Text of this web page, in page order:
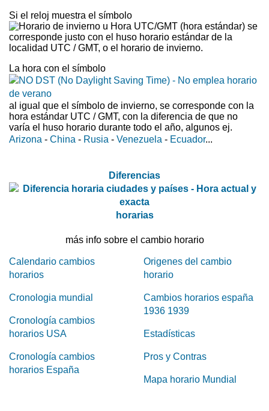
Si el reloj muestra el símbolo
se
corresponde justo con el huso horario estándar de la
localidad UTC / GMT, o el horario de invierno.
La hora con el símbolo
al igual que el símbolo de invierno, se corresponde con la
hora estándar UTC / GMT, con la diferencia de que no
varía el huso horario durante todo el año, algunos ej.
Arizona - China - Rusia - Venezuela - Ecuador...
Diferencias
horarias
más info sobre el cambio horario
Calendario cambios
horarios
Cronologia mundial
Cronología cambios
horarios USA
Cronología cambios
horarios España
Origenes del cambio
horario
Cambios horarios españa
1936 1939
Estadísticas
Pros y Contras
Mapa horario Mundial